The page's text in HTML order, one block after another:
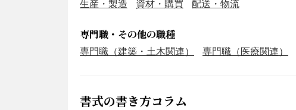
生産・製造
資材・購買 配送・物流
専門職・その他の職種
専門職（建築・土木関連）
専門職（医療関連）
書式の書き方コラム